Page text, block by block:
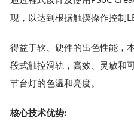
现，以达到根据触摸操作控制
得益于软、硬件的出色性能，
段式触控滑轨，高效、灵敏和
节台灯的色温和亮度。
核心技术优势: